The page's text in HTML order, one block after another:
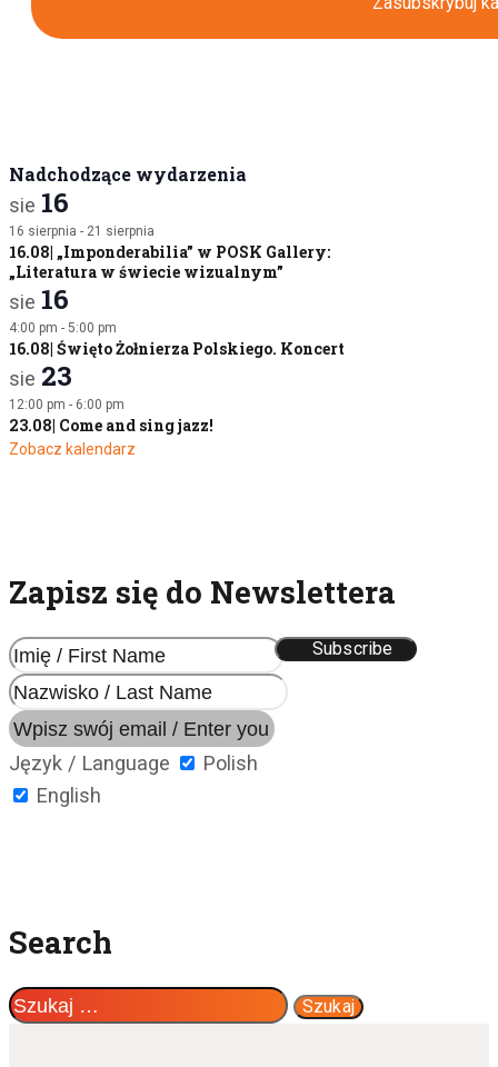
Nadchodzące wydarzenia
sie 16
16 sierpnia - 21 sierpnia
16.08| „Imponderabilia” w POSK Gallery:
„Literatura w świecie wizualnym”
sie 16
4:00 pm - 5:00 pm
16.08| Święto Żołnierza Polskiego. Koncert
sie 23
12:00 pm - 6:00 pm
23.08| Come and sing jazz!
Zobacz kalendarz
Zapisz się do Newslettera
Język / Language
Polish
English
Search
Szukaj: